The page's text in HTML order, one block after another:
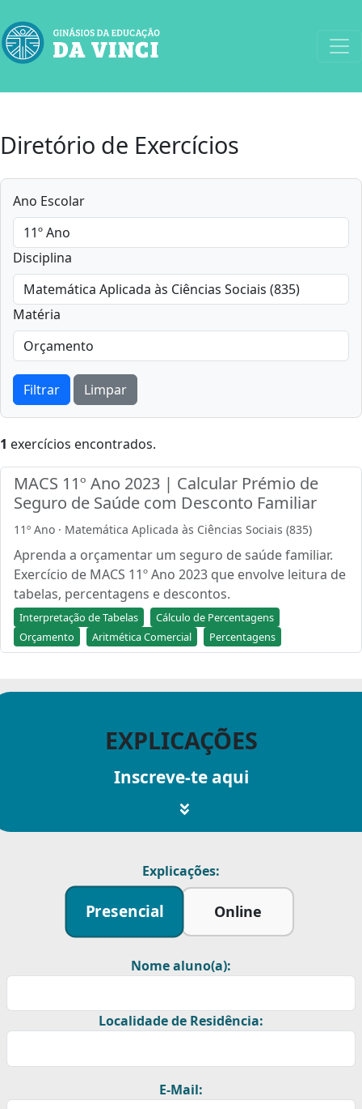
Diretório de Exercícios
Ano Escolar
Disciplina
Matéria
Filtrar Limpar
1 exercícios encontrados.
MACS 11º Ano 2023 | Calcular Prémio de
Seguro de Saúde com Desconto Familiar
11º Ano · Matemática Aplicada às Ciências Sociais (835)
Aprenda a orçamentar um seguro de saúde familiar.
Exercício de MACS 11º Ano 2023 que envolve leitura de
tabelas, percentagens e descontos.
Interpretação de Tabelas
Cálculo de Percentagens
Orçamento
Aritmética Comercial Percentagens
EXPLICAÇÕES
Inscreve-te aqui
Explicações:
Presencial Online
Nome aluno(a):
Localidade de Residência:
E-Mail: